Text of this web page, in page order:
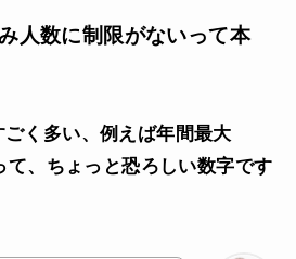
人数に制限がないって本
く多い、例えば年間最大
て、ちょっと恐ろしい数字です